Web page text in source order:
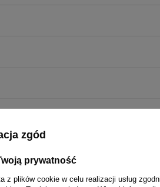
zgód
prywatność
z plików cookie w celu realizacji usług